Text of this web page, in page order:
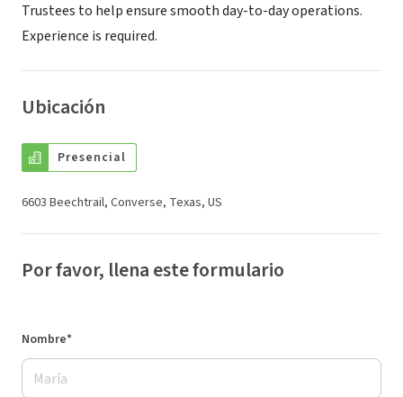
Trustees to help ensure smooth day-to-day operations.
Experience is required.
Ubicación
Presencial
6603 Beechtrail, Converse, Texas, US
Por favor, llena este formulario
Nombre*